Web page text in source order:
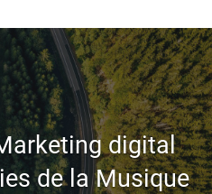
digital
de la Musique